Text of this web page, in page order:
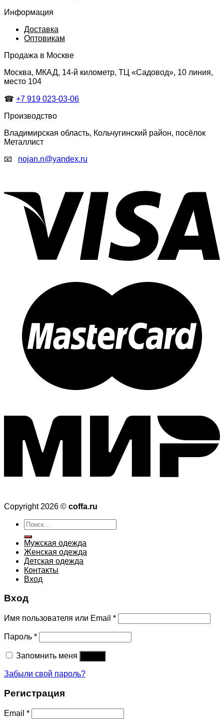
Информация
Доставка
Оптовикам
Продажа в Москве
Москва, МКАД, 14-й километр, ТЦ «Садовод», 10 линия,
место 104
☎ +7 919 023-03-06
Производство
Владимирская область, Кольчугинский район, посёлок
Металлист
📧 nojan.n@yandex.ru
Copyright 2026 © coffa.ru
Искать:
Мужская одежда
Женская одежда
Детская одежда
Контакты
Вход
Вход
Имя пользователя или Email *
Пароль *
Запомнить меня
Забыли свой пароль?
Регистрация
Email *